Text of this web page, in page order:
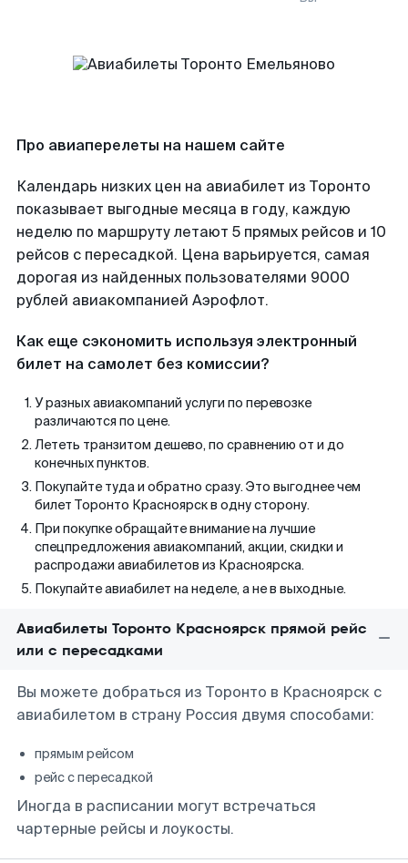
Про авиаперелеты на нашем сайте
Календарь низких цен на авиабилет из Торонто
показывает выгодные месяца в году, каждую
неделю по маршруту летают 5 прямых рейсов и 10
рейсов с пересадкой. Цена варьируется, самая
дорогая из найденных пользователями 9000
рублей авиакомпанией Аэрофлот.
Как еще сэкономить используя электронный
билет на самолет без комиссии?
У разных авиакомпаний услуги по перевозке
различаются по цене.
Лететь транзитом дешево, по сравнению от и до
конечных пунктов.
Покупайте туда и обратно сразу. Это выгоднее чем
билет Торонто Красноярск в одну сторону.
При покупке обращайте внимание на лучшие
спецпредложения авиакомпаний, акции, скидки и
распродажи авиабилетов из Красноярска.
Покупайте авиабилет на неделе, а не в выходные.
Авиабилеты Торонто Красноярск прямой рейс
или с пересадками
Вы можете добраться из Торонто в Красноярск с
авиабилетом в страну Россия двумя способами:
прямым рейсом
рейс с пересадкой
Иногда в расписании могут встречаться
чартерные рейсы и лоукосты.